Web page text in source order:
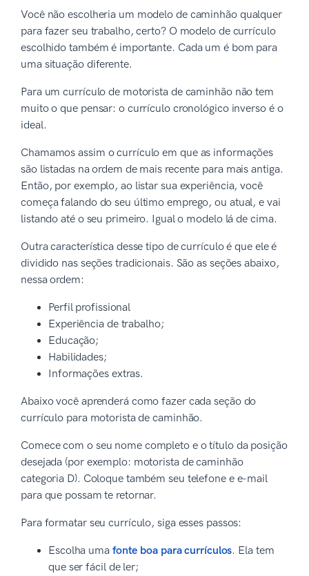
Você não escolheria um modelo de caminhão qualquer
para fazer seu trabalho, certo? O modelo de currículo
escolhido também é importante. Cada um é bom para
uma situação diferente.
Para um currículo de motorista de caminhão não tem
muito o que pensar: o currículo cronológico inverso é o
ideal.
Chamamos assim o currículo em que as informações
são listadas na ordem de mais recente para mais antiga.
Então, por exemplo, ao listar sua experiência, você
começa falando do seu último emprego, ou atual, e vai
listando até o seu primeiro. Igual o modelo lá de cima.
Outra característica desse tipo de currículo é que ele é
dividido nas seções tradicionais. São as seções abaixo,
nessa ordem:
Perfil profissional
Experiência de trabalho;
Educação;
Habilidades;
Informações extras.
Abaixo você aprenderá como fazer cada seção do
currículo para motorista de caminhão.
Comece com o seu nome completo e o título da posição
desejada (por exemplo: motorista de caminhão
categoria D). Coloque também seu telefone e e-mail
para que possam te retornar.
Para formatar seu currículo, siga esses passos:
Escolha uma fonte boa para currículos. Ela tem
que ser fácil de ler;